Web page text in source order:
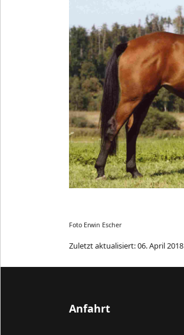
Foto Erwin Escher
Zuletzt aktualisiert: 06. April 2018
Anfahrt